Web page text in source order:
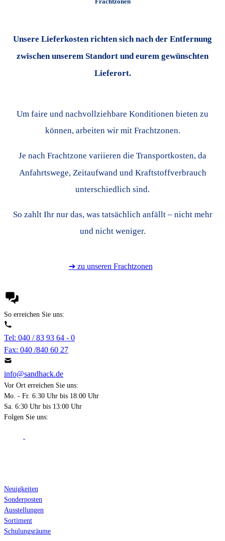
Unsere Lieferkosten richten sich nach der Entfernung
zwischen unserem Standort und eurem gewünschten
Lieferort.
Um faire und nachvollziehbare Konditionen bieten zu
können, arbeiten wir mit Frachtzonen.
Je nach Frachtzone variieren die Transportkosten, da
Anfahrtswege, Zeitaufwand und Kraftstoffverbrauch
unterschiedlich sind.
So zahlt Ihr nur das, was tatsächlich anfällt – nicht mehr
und nicht weniger.
➔ zu unseren Frachtzonen
So erreichen Sie uns:
Tel: 040 / 83 93 64 - 0
Fax: 040 /840 60 27
info@sandhack.de
Vor Ort erreichen Sie uns:
Mo. - Fr. 6:30 Uhr bis 18:00 Uhr
Sa. 6:30 Uhr bis 13:00 Uhr
Folgen Sie uns:
Neuigkeiten
Sonderposten
Ausstellungen
Sortiment
Schulungsräume